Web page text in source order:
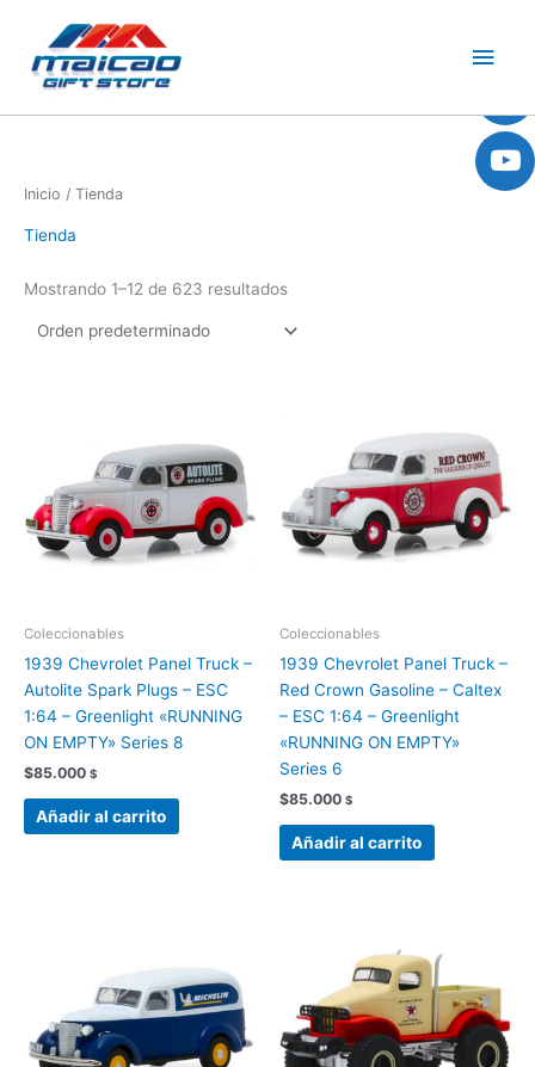
contenido
Inicio / Tienda
Tienda
Mostrando 1–12 de 623 resultados
Coleccionables
1939 Chevrolet Panel Truck –
Autolite Spark Plugs – ESC
1:64 – Greenlight «RUNNING
ON EMPTY» Series 8
$85.000 $
Añadir al carrito
Coleccionables
1939 Chevrolet Panel Truck –
Red Crown Gasoline – Caltex
– ESC 1:64 – Greenlight
«RUNNING ON EMPTY»
Series 6
$85.000 $
Añadir al carrito